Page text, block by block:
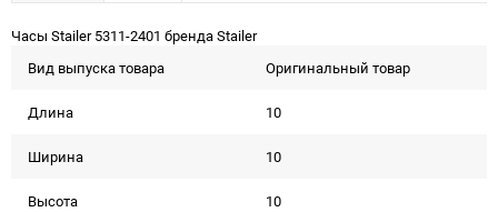
Часы Stailer 5311-2401 бренда Stailer
Вид выпуска товара
Оригинальный товар
Длина 10
Ширина 10
Высота 10